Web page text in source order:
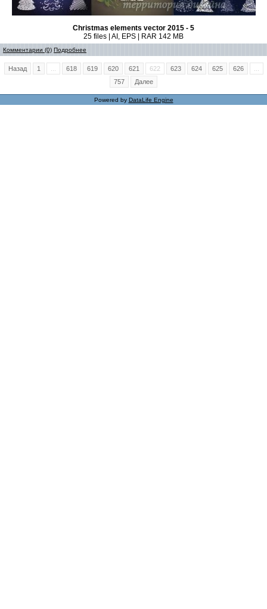
Christmas elements vector 2015 - 5
25 files | AI, EPS | RAR 142 MB
Комментарии (0) Подробнее
Назад 1 618 619 620 621 622 623 624 625 626
757
Далее
Powered by DataLife Engine